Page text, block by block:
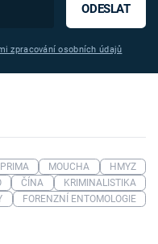
ODESLAT
zpracování osobních údajů
MOUCHA
HMYZ
ČÍNA
KRIMINALISTIKA
FORENZNÍ ENTOMOLOGIE